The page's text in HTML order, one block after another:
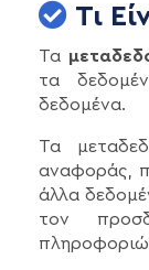
Τι
Τα
τα
δεδομένα.
Τα
αναφοράς,
άλλα
τον